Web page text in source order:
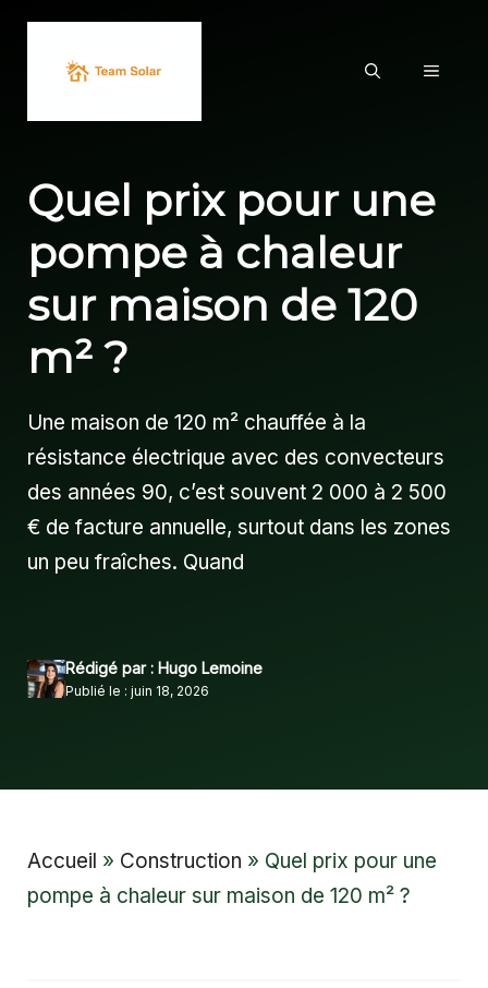
Aller
contenu
MENU
Quel prix pour une
pompe à chaleur
sur maison de 120
m² ?
Une maison de 120 m² chauffée à la
résistance électrique avec des convecteurs
des années 90, c’est souvent 2 000 à 2 500
€ de facture annuelle, surtout dans les zones
un peu fraîches. Quand
Rédigé par : Hugo Lemoine
Publié le : juin 18, 2026
Accueil » Construction » Quel prix pour une
pompe à chaleur sur maison de 120 m² ?